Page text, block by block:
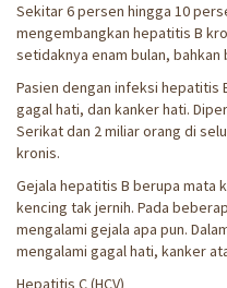
Sekitar 6 persen hingga 10
mengembangkan hepatitis B
setidaknya enam bulan, bahkan
Pasien dengan infeksi hepatitis
gagal hati, dan kanker hati.
Serikat dan 2 miliar orang di
kronis.
Gejala hepatitis B berupa mata
kencing tak jernih. Pada
mengalami gejala apa pun.
mengalami gagal hati, kanker
Hepatitis C (HCV)